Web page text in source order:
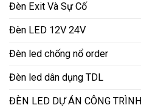
Đèn Exit Và Sự Cố
Đèn LED 12V 24V
Đèn led chống nổ order
Đèn led dân dụng TDL
ĐÈN LED DỰ ÁN CÔNG TRÌNH